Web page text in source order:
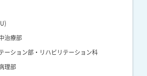
治療部
ーション部・リハビリテーション科
理部